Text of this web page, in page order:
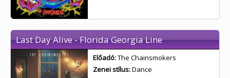
Last Day Alive - Florida Georgia Line
Előadó:The Chainsmokers
Zenei stílus:Dance